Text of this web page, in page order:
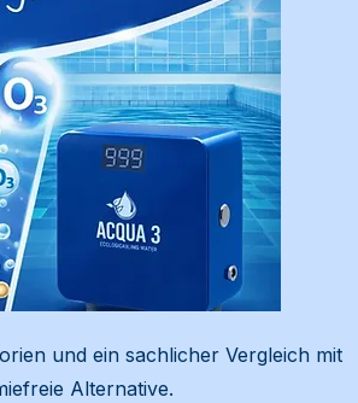
und ein sachlicher Vergleich mit
Alternative.